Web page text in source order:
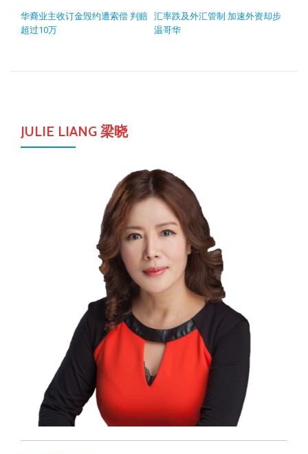
华裔业主收订金毁约遭索偿 判赔
超过10万
汇率跌及外汇管制 加速外资却步
温哥华
JULIE LIANG 梁晓